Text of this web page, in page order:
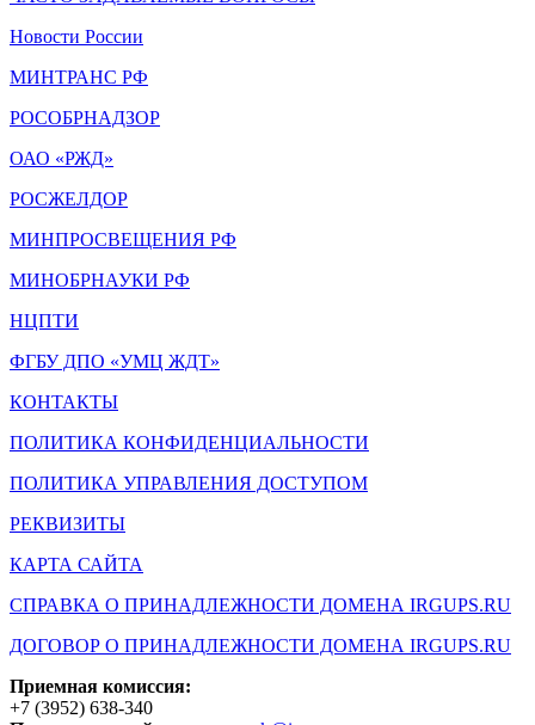
Новости России
МИНТРАНС РФ
РОСОБРНАДЗОР
ОАО «РЖД»
РОСЖЕЛДОР
МИНПРОСВЕЩЕНИЯ РФ
МИНОБРНАУКИ РФ
НЦПТИ
ФГБУ ДПО «УМЦ ЖДТ»
КОНТАКТЫ
ПОЛИТИКА КОНФИДЕНЦИАЛЬНОСТИ
ПОЛИТИКА УПРАВЛЕНИЯ ДОСТУПОМ
РЕКВИЗИТЫ
КАРТА САЙТА
СПРАВКА О ПРИНАДЛЕЖНОСТИ ДОМЕНА IRGUPS.RU
ДОГОВОР О ПРИНАДЛЕЖНОСТИ ДОМЕНА IRGUPS.RU
Приемная комиссия:
+7 (3952) 638-340